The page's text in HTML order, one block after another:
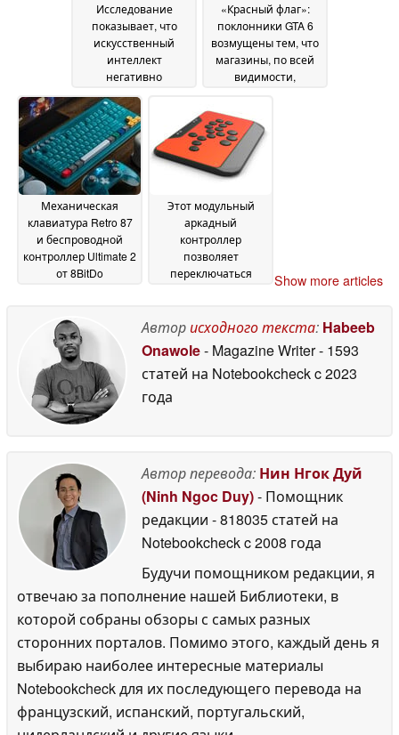
Исследование
показывает, что
искусственный
интеллект
негативно
продажах видеоигр
26 June 2026
«Красный флаг»:
поклонники GTA 6
возмущены тем, что
магазины, по всей
видимости,
Edition26 June 2026
Механическая
клавиатура Retro 87
и беспроводной
контроллер Ultimate 2
от 8BitDo
посвящённых N64
June 2026
Этот модульный
аркадный
контроллер
позволяет
переключаться
него23 June 2026
Show more articles
Авторисходного текста: Habeeb
Onawole- Magazine Writer- 1593
статей на Notebookcheckc 2023
года
Автор перевода: Нин Нгок Дуй
(Ninh Ngoc Duy)- Помощник
редакции - 818035 статей на
Notebookcheckc 2008 года
Будучи помощником редакции, я
отвечаю за пополнение нашей Библиотеки, в
которой собраны обзоры с самых разных
сторонних порталов. Помимо этого, каждый день я
выбираю наиболее интересные материалы
Notebookcheck для их последующего перевода на
французский, испанский, португальский,